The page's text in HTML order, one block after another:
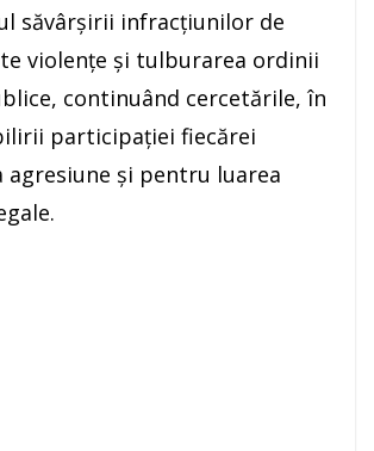
săvârșirii infracțiunilor de
violențe și tulburarea ordinii
continuând cercetările, în
participației fiecărei
agresiune și pentru luarea